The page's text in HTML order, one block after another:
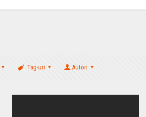
Tag-uri Autori